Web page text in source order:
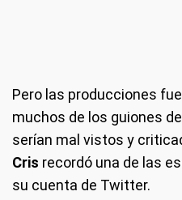
Pero las producciones
muchos de los guiones
serían mal vistos y
Cris recordó una de las
su cuenta de Twitter.